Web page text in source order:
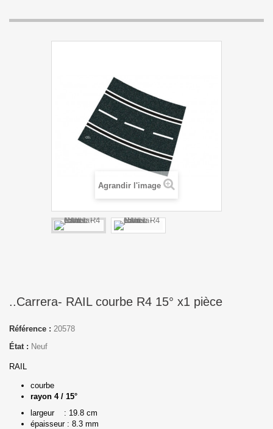
Agrandir l'image
..Carrera- RAIL courbe R4 15° x1 pièce
Référence : 20578
État : Neuf
RAIL
courbe
rayon 4 / 15°
largeur : 19.8 cm
épaisseur : 8.3 mm